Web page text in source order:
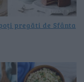
pregăti de Sfânta